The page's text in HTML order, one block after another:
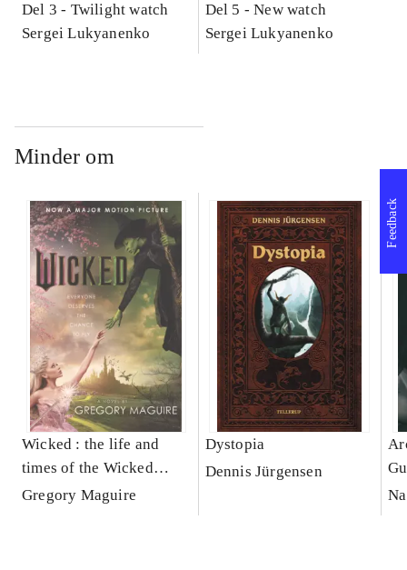
Del 3 - Twilight watch
Sergei Lukyanenko
Del 5 -New watch
Sergei Lukyanenko
Minder om
Wicked : the life and
times of the Wicked
Witch of the West : a
Gregory Maguire
Dystopia
Dennis Jürgensen
Feedback